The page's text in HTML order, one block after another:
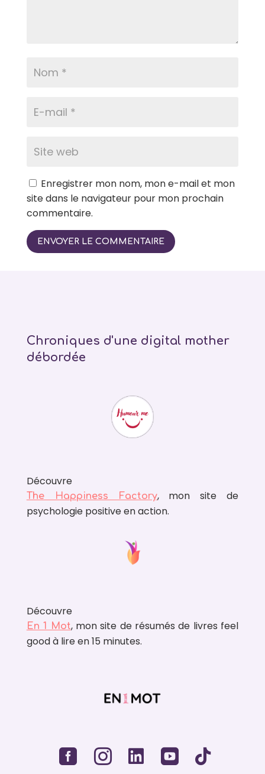
Enregistrer mon nom, mon e-mail et mon
site dans le navigateur pour mon prochain
commentaire.
ENVOYER LE COMMENTAIRE
Chroniques d'une digital mother
débordée
Découvre
The Happiness Factory, mon site de
psychologie positive en action.
Découvre
En 1 Mot, mon site de résumés de livres feel
good à lire en 15 minutes.
    